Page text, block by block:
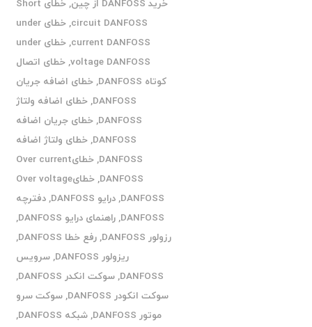
خرید DANFOSS از چین ,
خطای Short
circuit DANFOSS
,
خطای under
current DANFOSS
,
خطای under
voltage DANFOSS
,خطای اتصال
کوتاه DANFOSS
,خطای اضافه جریان
DANFOSS
,خطای اضافه ولتاژ
DANFOSS
,خطای جریان اضافه
DANFOSS
,خطای ولتاژ اضافه
DANFOSS
,
خطایOver current
DANFOSS
,
خطایOver voltage
DANFOSS
,درایو DANFOSS ,دفترچه
DANFOSS
,راهنمای درایو DANFOSS
,
رزولور DANFOSS
,رفع خطا DANFOSS
,
ریزولور DANFOSS
,سرویس
DANFOSS
,سوکت انکدر DANFOSS
,
سوکت انکودر DANFOSS
,سوکت سرو
موتور DANFOSS
,شبکه DANFOSS
,